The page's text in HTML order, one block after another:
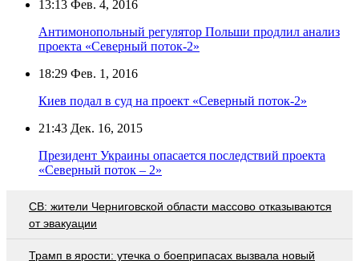
13:13 Фев. 4, 2016
Антимонопольный регулятор Польши продлил анализ
проекта «Северный поток-2»
18:29 Фев. 1, 2016
Киев подал в суд на проект «Северный поток-2»
21:43 Дек. 16, 2015
Президент Украины опасается последствий проекта
«Северный поток – 2»
СВ: жители Черниговской области массово отказываются
от эвакуации
Трамп в ярости: утечка о боеприпасах вызвала новый